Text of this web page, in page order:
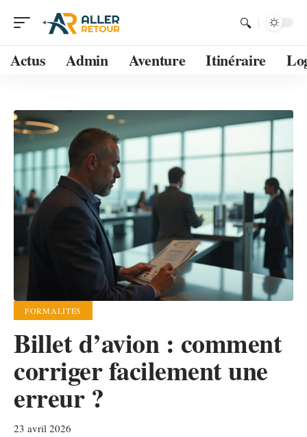
Actus Admin Aventure Itinéraire
FORMALITÉS
Billet d’avion : comment
corriger facilement une
erreur ?
23 avril 2026